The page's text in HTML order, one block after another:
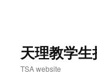
天理教学
TSA website